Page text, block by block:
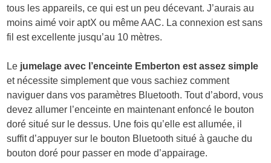
tous les appareils, ce qui est un peu décevant. J’aurais au
moins aimé voir aptX ou même AAC. La connexion est sans
fil est excellente jusqu’au 10 mètres.
Le jumelage avec l’enceinte Emberton est assez simple
et nécessite simplement que vous sachiez comment
naviguer dans vos paramètres Bluetooth. Tout d’abord, vous
devez allumer l’enceinte en maintenant enfoncé le bouton
doré situé sur le dessus. Une fois qu’elle est allumée, il
suffit d’appuyer sur le bouton Bluetooth situé à gauche du
bouton doré pour passer en mode d’appairage.